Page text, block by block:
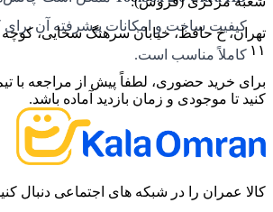
کیفیت ساخت و امکانات پیشرفته آن برای
کاملاً مناسب است.
تهران، خ حافظ، خیابان سرهنگ سخایی،
۱۱
برای خرید حضوری، لطفاً پیش از مراجعه با
کنید تا موجودی و زمان بازدید آماده باشد.
کالا عمران را در شبکه های اجتماعی دنبال